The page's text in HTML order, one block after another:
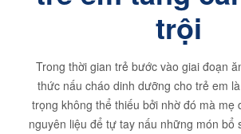
trội
Trong thời gian trẻ bước vào giai đoạn
thức nấu cháo dinh dưỡng cho trẻ em
trọng không thể thiếu bởi nhờ đó mà mẹ
nguyên liệu để tự tay nấu những món bổ